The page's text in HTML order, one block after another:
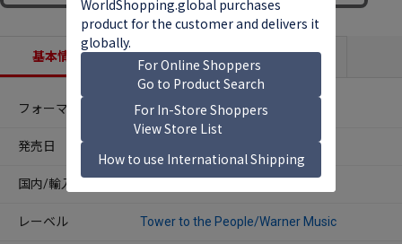
基本情報 収録内容 商品説明
フォーマット CDアルバム
発売日
国内/輸入
レーベル Tower to the People/Warner Music